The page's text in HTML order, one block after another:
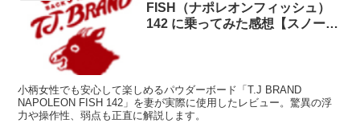
FISH（ナポレオンフィッシュ）
142 に乗ってみた感想【スノーボ
小柄女性でも安心して楽しめるパウダーボード「T.J BRAND
NAPOLEON FISH 142」を妻が実際に使用したレビュー。驚異の浮
力や操作性、弱点も正直に解説します。